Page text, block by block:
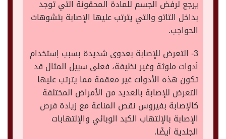
يرجع لرفض الجسم للمادة المحقونة التي توجد
بداخل التاتو والتي يترتب عليها الإصابة بتشوهات
الحواجب.
3- التعرض للإصابة بعدوى شديدة بسبب إستخدام
أدوات ملوثة وغير نظيفة، فعلى سبيل المثال قد
تكون هذه الأدوات غير معقمة مما يترتب عليها
التعرض للإصابة بالعديد من الأمراض المختلفة
كالإصابة بفيروس نقص المناعة مع زيادة فرص
الإصابة بالإلتهاب الكبد الوبائي والإلتهابات
الجلدية أيضًا.